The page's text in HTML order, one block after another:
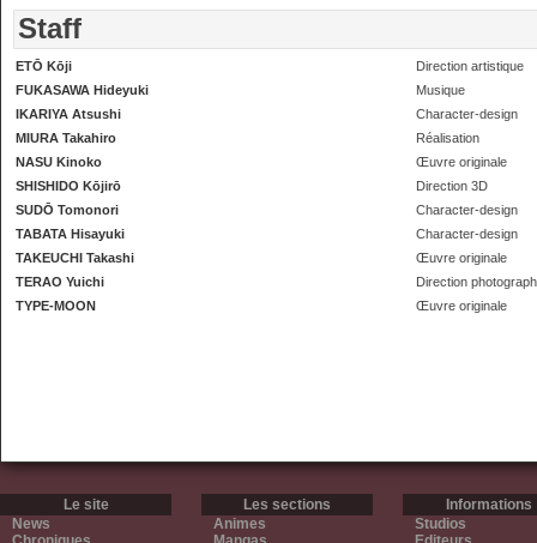
Staff
ETŌ Kōji
Direction artistique
FUKASAWA Hideyuki
Musique
IKARIYA Atsushi
Character-design
MIURA Takahiro
Réalisation
NASU Kinoko
Œuvre originale
SHISHIDO Kōjirō
Direction 3D
SUDŌ Tomonori
Character-design
TABATA Hisayuki
Character-design
TAKEUCHI Takashi
Œuvre originale
TERAO Yuichi
Direction
TYPE-MOON
Œuvre originale
Le site
News
Les sections
Animes
Informations
Studios